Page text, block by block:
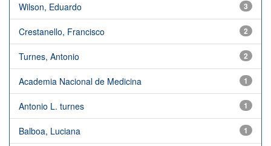
3
Wilson, Eduardo
2
Crestanello, Francisco
2
Turnes, Antonio
1
Academia Nacional de Medicina
1
Antonio L. turnes
1
Balboa, Luciana